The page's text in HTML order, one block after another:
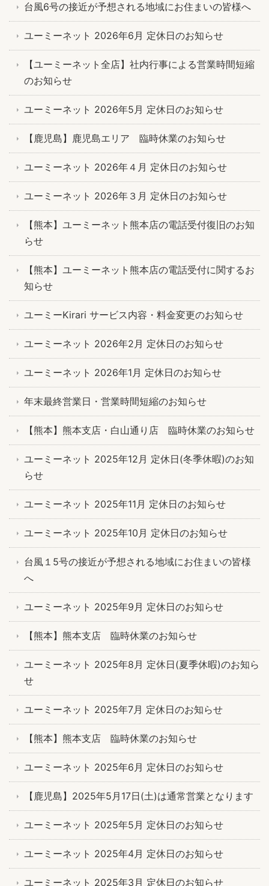
台風6号の接近が予想される地域にお住まいの皆様へ
ユーミーネット 2026年6月 定休日のお知らせ
【ユーミーネット全店】社内行事による営業時間短縮
のお知らせ
ユーミーネット 2026年5月 定休日のお知らせ
【鹿児島】鹿児島エリア 臨時休業のお知らせ
ユーミーネット 2026年４月 定休日のお知らせ
ユーミーネット 2026年３月 定休日のお知らせ
【熊本】ユーミーネット熊本店の電話受付復旧のお知
らせ
【熊本】ユーミーネット熊本店の電話受付に関するお
知らせ
ユーミーKirari サービス内容・料金変更のお知らせ
ユーミーネット 2026年2月 定休日のお知らせ
ユーミーネット 2026年1月 定休日のお知らせ
年末最終営業日・営業時間短縮のお知らせ
【熊本】熊本支店・白山通り店 臨時休業のお知らせ
ユーミーネット 2025年12月 定休日(冬季休暇)のお知
らせ
ユーミーネット 2025年11月 定休日のお知らせ
ユーミーネット 2025年10月 定休日のお知らせ
台風１5号の接近が予想される地域にお住まいの皆様
へ
ユーミーネット 2025年9月 定休日のお知らせ
【熊本】熊本支店 臨時休業のお知らせ
ユーミーネット 2025年8月 定休日(夏季休暇)のお知ら
せ
ユーミーネット 2025年7月 定休日のお知らせ
【熊本】熊本支店 臨時休業のお知らせ
ユーミーネット 2025年6月 定休日のお知らせ
【鹿児島】2025年5月17日(土)は通常営業となります
ユーミーネット 2025年5月 定休日のお知らせ
ユーミーネット 2025年4月 定休日のお知らせ
ユーミーネット 2025年3月 定休日のお知らせ